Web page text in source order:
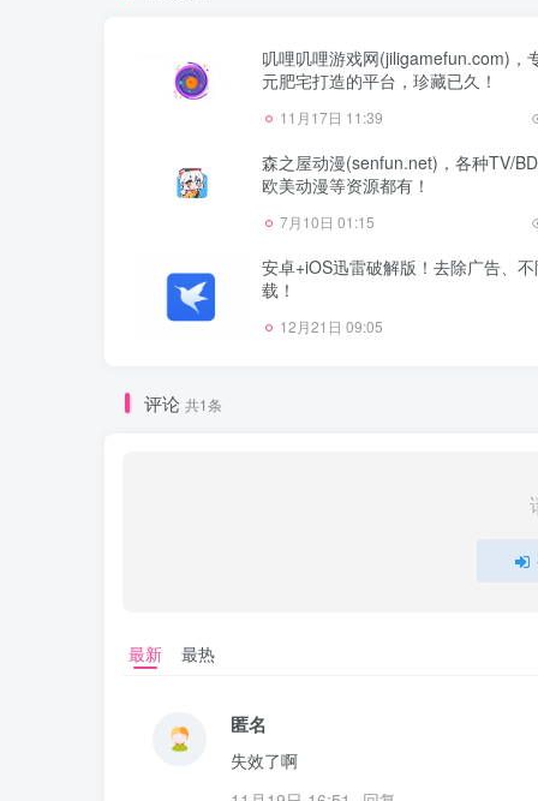
叽哩叽哩游戏网(jiligamefun.com)，
元肥宅打造的平台，珍藏已久！
11月17日 11:39
森之屋动漫(senfun.net)，各种TV/
欧美动漫等资源都有！
7月10日 01:15
安卓+iOS迅雷破解版！去除广告、
载！
12月21日 09:05
评论 共1条
最新 最热
匿名
失效了啊